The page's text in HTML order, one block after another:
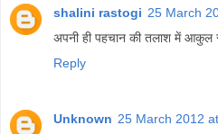
shalini rastogi 25 March
अपनी ही पहचान की तलाश में
Reply
Unknown 25 March 2012